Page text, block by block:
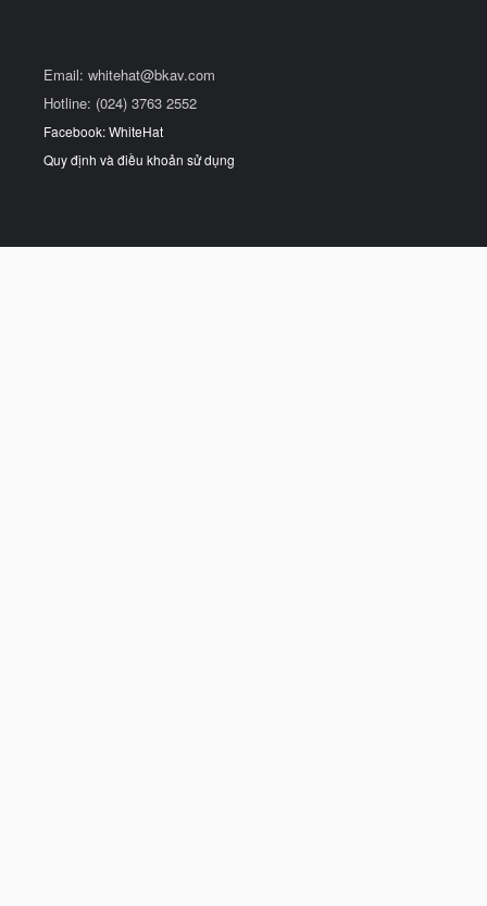
Email: whitehat@bkav.com
Hotline: (024) 3763 2552
Facebook: WhiteHat
Quy định và điều khoản sử dụng